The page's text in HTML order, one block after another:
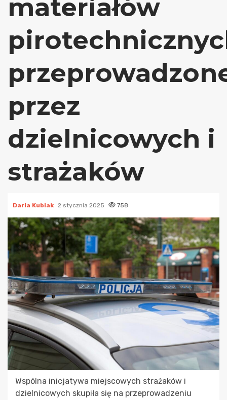
materiałów
przez
dzielnicowych i
strażaków
Daria Kubiak 2 stycznia 2025 758
Wspólna inicjatywa miejscowych strażaków i
dzielnicowych skupiła się na przeprowadzeniu